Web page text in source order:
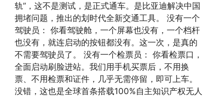
轨”，这不是测试，是正式通车。是比亚迪解决中国
拥堵问题，推出的划时代全新交通工具。 没有一个
驾驶员： 你看驾驶舱，一个屏幕也没有，一个档杆
也没有，就连启动的按钮都没有。这一次，是真的
不需要驾驶员了。 没有一个检票员： 你看检票口，
全面启动刷脸进站。我们用手机买票后，不用换
票、不用检票和证件，几乎无需停留，即可上车。
没错，这也是全球首条搭载100%自主知识产权无人